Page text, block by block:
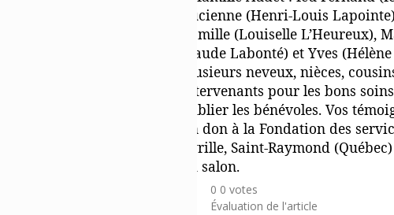
Lucienne (Henri-Louis
Camille (Louiselle L’Heureux),
Claude Labonté) et Yves
plusieurs neveux, nièces,
intervenants pour les bons
oublier les bénévoles. Vos
un don à la Fondation des
Cyrille, Saint-Raymond
au salon.
0 0 votes
Évaluation de l'article